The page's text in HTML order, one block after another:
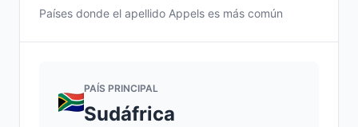
Países donde el apellido Appels es más común
PAÍS PRINCIPAL
Sudáfrica